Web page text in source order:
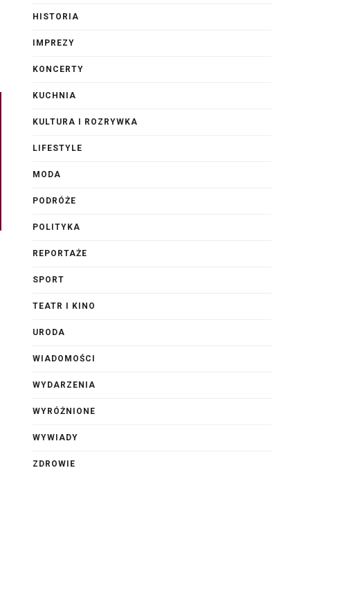
HISTORIA
IMPREZY
KONCERTY
KUCHNIA
KULTURA I ROZRYWKA
LIFESTYLE
MODA
PODRÓŻE
POLITYKA
REPORTAŻE
SPORT
TEATR I KINO
URODA
WIADOMOŚCI
WYDARZENIA
WYRÓŻNIONE
WYWIADY
ZDROWIE